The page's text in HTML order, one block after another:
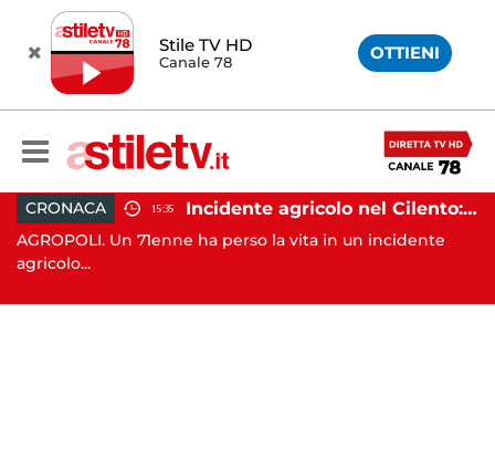
Stile TV HD
Canale 78 OTTIENI
CRONACA 15:35 Incidente agricolo nel Cilento: trattore si ribalta, muore 71enne
AGROPOLI. Un 71enne ha perso la vita in un incidente
agricolo...